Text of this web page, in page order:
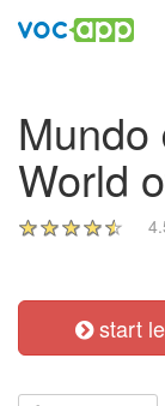
World
start